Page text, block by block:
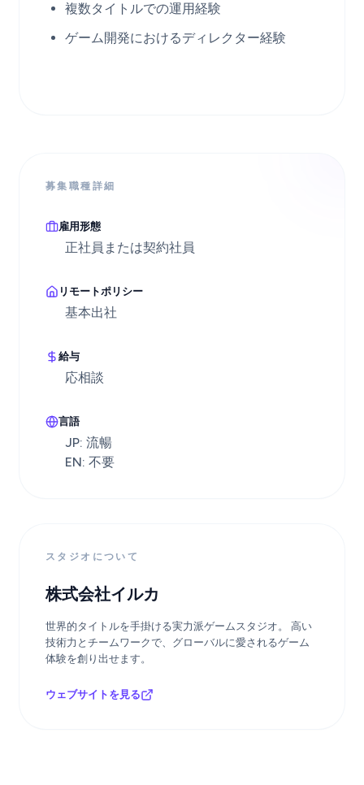
複数タイトルでの運用経験
ゲーム開発におけるディレクター経験
募集職種詳細
雇用形態
正社員または契約社員
リモートポリシー
基本出社
給与
応相談
言語
JP: 流暢
EN: 不要
スタジオについて
株式会社イルカ
世界的タイトルを手掛ける実力派ゲームスタジオ。 高い
技術力とチームワークで、グローバルに愛されるゲーム
体験を創り出せます。
ウェブサイトを見る